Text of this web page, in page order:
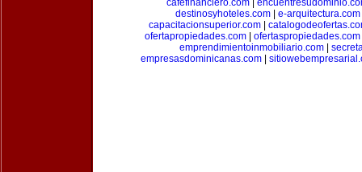
cafefinanciero.com
destinosyhoteles.com
e-arquitectura.com
capacitacionsuperior.com
ofertapropiedades.com
ofertaspropiedades.com
emprendimientoinmobiliario.com|
empresasdominicanas.com|